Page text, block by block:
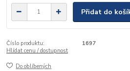
Přidat do
Číslo produktu:
1697
Hlídat cenu / dostupnost
Do oblíbených